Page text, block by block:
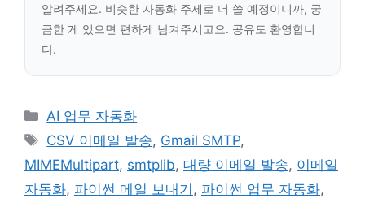
알려주세요. 비슷한 자동화 주제로 더 쓸 예정이니까, 궁
금한 게 있으면 편하게 남겨주시고요. 공유도 환영합니
다.
카
테
리
AI 업무 자동화
태
그
CSV 이메일 발송, Gmail SMTP,
MIMEMultipart, smtplib, 대량 이메일 발송, 이메일
자동화, 파이썬 메일 보내기 , 파이썬 업무 자동화,